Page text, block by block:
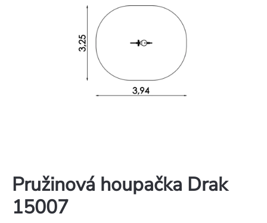
Pružinová houpačka Drak
15007